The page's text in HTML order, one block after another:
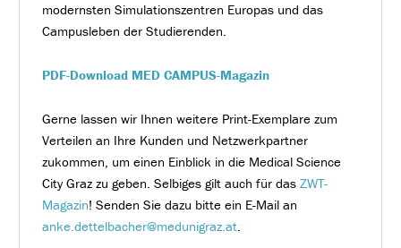
modernsten Simulationszentren Europas und das
Campusleben der Studierenden.
PDF-Download MED CAMPUS-Magazin
Gerne lassen wir Ihnen weitere Print-Exemplare zum
Verteilen an Ihre Kunden und Netzwerkpartner
zukommen, um einen Einblick in die Medical Science
City Graz zu geben. Selbiges gilt auch für das ZWT-
Magazin! Senden Sie dazu bitte ein E-Mail an
anke.dettelbacher@medunigraz.at.